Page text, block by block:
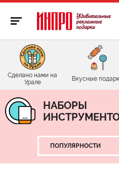
Сделано нами на
Урале
Вкусные
НАБОРЫ